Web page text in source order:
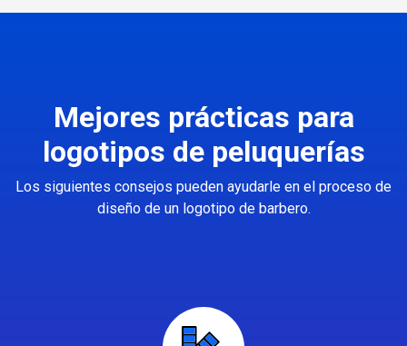
Mejores prácticas para
logotipos de peluquerías
Los siguientes consejos pueden ayudarle en el proceso de
diseño de un logotipo de barbero.